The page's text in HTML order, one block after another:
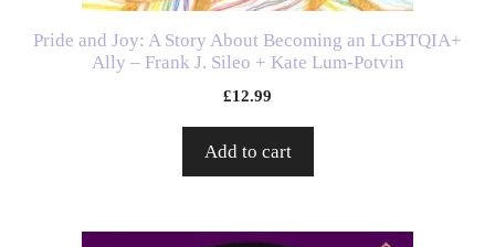
Pride and Joy: A Story About Becoming an LGBTQIA+
Ally – Frank J. Sileo + Kate Lum-Potvin
£12.99
Add to cart